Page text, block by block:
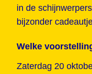
in de
bijzonder
Welke
Zaterdag 20